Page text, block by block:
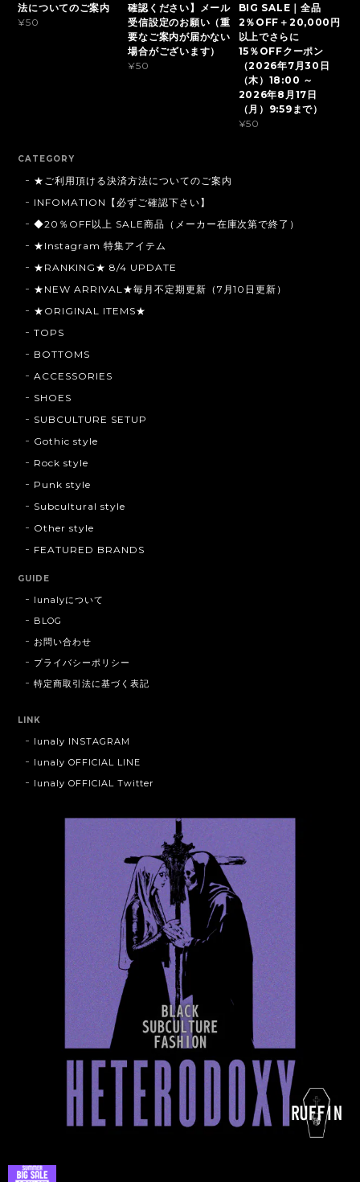
法についてのご案内
¥50
確認ください】メール
受信設定のお願い（重
要なご案内が届かない
場合がございます）
¥50
BIG SALE｜全品
2％OFF＋20,000円
以上でさらに
15％OFFクーポン
（2026年7月30日
（木）18:00 ～
2026年8月17日
（月）9:59まで）
¥50
CATEGORY
★ご利用頂ける決済方法についてのご案内
INFOMATION【必ずご確認下さい】
◆20％OFF以上 SALE商品（メーカー在庫次第で終了）
★Instagram 特集アイテム
★RANKING★ 8/4 UPDATE
★NEW ARRIVAL★毎月不定期更新（7月10日更新）
★ORIGINAL ITEMS★
TOPS
BOTTOMS
ACCESSORIES
SHOES
SUBCULTURE SETUP
Gothic style
Rock style
Punk style
Subcultural style
Other style
FEATURED BRANDS
GUIDE
lunalyについて
BLOG
お問い合わせ
プライバシーポリシー
特定商取引法に基づく表記
LINK
lunaly INSTAGRAM
lunaly OFFICIAL LINE
lunaly OFFICIAL Twitter